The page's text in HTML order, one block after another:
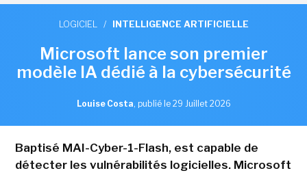
LOGICIEL / INTELLIGENCE ARTIFICIELLE
Microsoft lance son premier
modèle IA dédié à la cybersécurité
Louise Costa, publié le 29 Juillet 2026
Baptisé MAI-Cyber-1-Flash, est capable de
détecter les vulnérabilités logicielles. Microsoft